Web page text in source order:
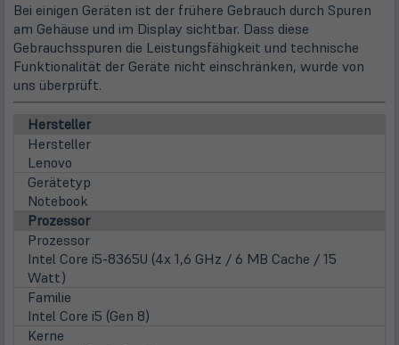
Bei einigen Geräten ist der frühere Gebrauch durch Spuren
am Gehäuse und im Display sichtbar. Dass diese
Gebrauchsspuren die Leistungsfähigkeit und technische
Funktionalität der Geräte nicht einschränken, wurde von
uns überprüft.
Hersteller
Hersteller
Lenovo
Gerätetyp
Notebook
Prozessor
Prozessor
Intel Core i5-8365U (4x 1,6 GHz / 6 MB Cache / 15
Watt)
Familie
Intel Core i5 (Gen 8)
Kerne